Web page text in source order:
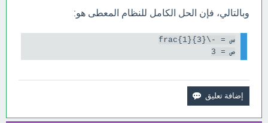
وبالتالي، فإن الحل الكامل للنظام المعطى هو:
ص = 3